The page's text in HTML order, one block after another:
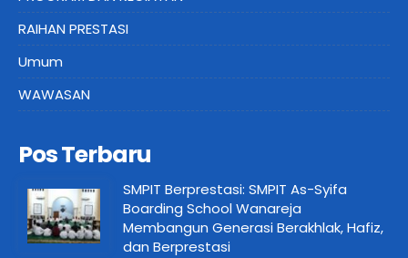
RAIHAN PRESTASI
Umum
WAWASAN
Pos Terbaru
SMPIT Berprestasi: SMPIT As-Syifa
Boarding School Wanareja
Membangun Generasi Berakhlak, Hafiz,
dan Berprestasi